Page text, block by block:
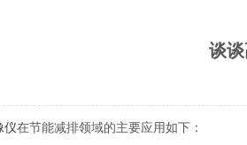
谈
仪在节能减排领域的主要应用如下：